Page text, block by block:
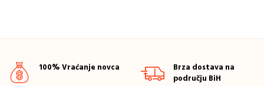
100% Vraćanje novca
Brza dostava na
području BiH